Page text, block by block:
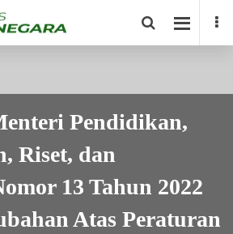
Pendidikan,
Riset, dan
13 Tahun 2022
Atas Peraturan